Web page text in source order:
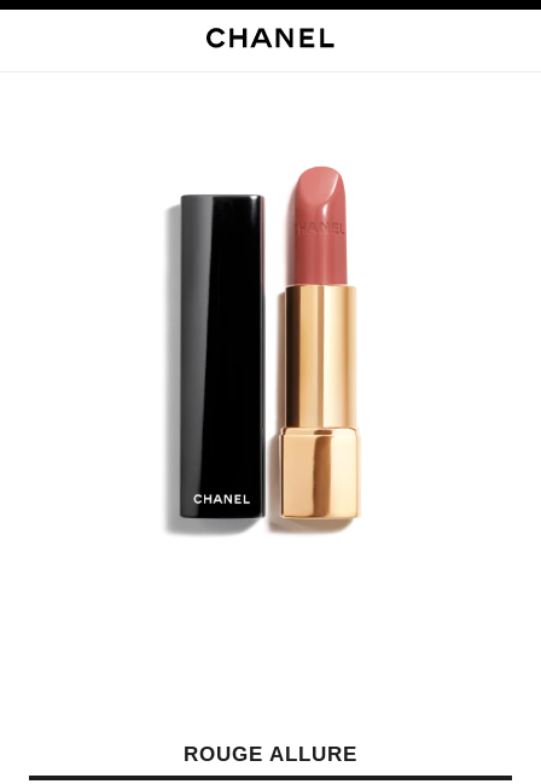
ROUGE ALLURE